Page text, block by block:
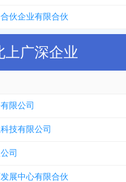
伙企业有限合伙
上广深企业
限公司
技有限公司
司
展中心有限合伙